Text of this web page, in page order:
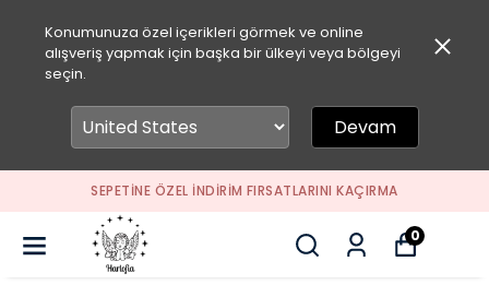
Konumunuza özel içerikleri görmek ve online
alışveriş yapmak için başka bir ülkeyi veya bölgeyi
seçin.
Devam
SEPETİNE ÖZEL İNDİRİM FIRSATLARINI KAÇIRMA
0